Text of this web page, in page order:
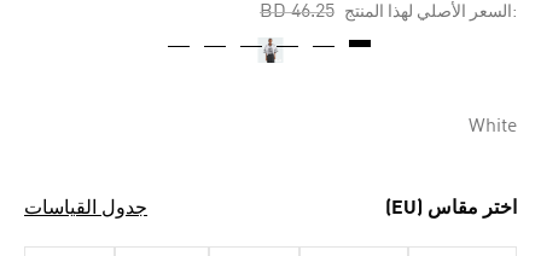
:السعر الأصلي لهذا المنتج Price reduced from
BD 46.25
to
White
اختر مقاس (EU) جدول القياسات